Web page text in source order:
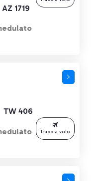
AZ 1719
TW 406
Traccia volo